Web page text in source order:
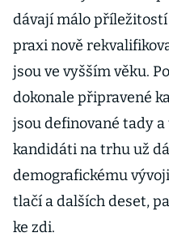
dávají málo
praxi nově
jsou ve vyšším věku.
dokonale připravené
jsou definované tady
kandidáti na trhu už
demografickému
tlačí a dalších deset,
ke zdi.